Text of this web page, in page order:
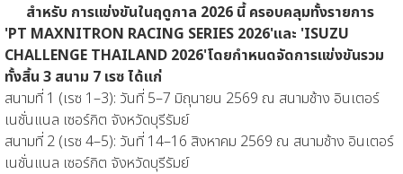
สำหรับ การแข่งขันในฤดูกาล 2026 นี้ ครอบคลุมทั้งรายการ
'PT MAXNITRON RACING SERIES 2026'และ 'ISUZU
CHALLENGE THAILAND 2026'โดยกำหนดจัดการแข่งขันรวม
ทั้งสิ้น 3 สนาม 7 เรซ ได้แก่
สนามที่ 1 (เรซ 1–3): วันที่ 5–7 มิถุนายน 2569 ณ สนามช้าง อินเตอร์
เนชั่นแนล เซอร์กิต จังหวัดบุรีรัมย์
สนามที่ 2 (เรซ 4–5): วันที่ 14–16 สิงหาคม 2569 ณ สนามช้าง อินเตอร์
เนชั่นแนล เซอร์กิต จังหวัดบุรีรัมย์